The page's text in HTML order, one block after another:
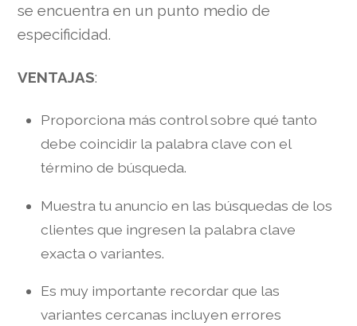
se encuentra en un punto medio de
especificidad.
VENTAJAS:
Proporciona más control sobre qué tanto
debe coincidir la palabra clave con el
término de búsqueda.
Muestra tu anuncio en las búsquedas de los
clientes que ingresen la palabra clave
exacta o variantes.
Es muy importante recordar que las
variantes cercanas incluyen errores